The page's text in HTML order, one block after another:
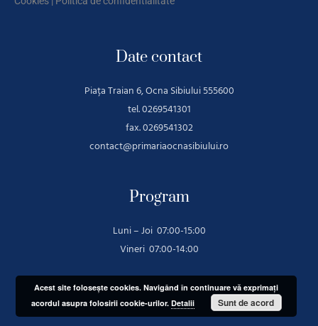
Date contact
Piața Traian 6, Ocna Sibiului 555600
tel. 0269541301
fax. 0269541302
contact@primariaocnasibiului.ro
Program
Luni – Joi 07:00-15:00
Vineri 07:00-14:00
Acest site foloseşte cookies. Navigând în continuare vă exprimaţi
acordul asupra folosirii cookie-urilor. Detalii Sunt de acord